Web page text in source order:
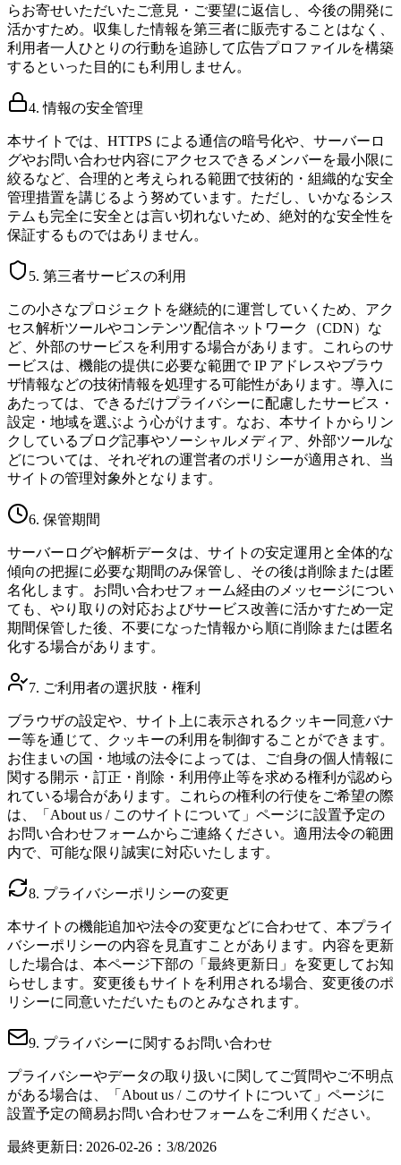
らお寄せいただいたご意見・ご要望に返信し、今後の開発に
活かすため。収集した情報を第三者に販売することはなく、
利用者一人ひとりの行動を追跡して広告プロファイルを構築
するといった目的にも利用しません。
4. 情報の安全管理
本サイトでは、HTTPS による通信の暗号化や、サーバーロ
グやお問い合わせ内容にアクセスできるメンバーを最小限に
絞るなど、合理的と考えられる範囲で技術的・組織的な安全
管理措置を講じるよう努めています。ただし、いかなるシス
テムも完全に安全とは言い切れないため、絶対的な安全性を
保証するものではありません。
5. 第三者サービスの利用
この小さなプロジェクトを継続的に運営していくため、アク
セス解析ツールやコンテンツ配信ネットワーク（CDN）な
ど、外部のサービスを利用する場合があります。これらのサ
ービスは、機能の提供に必要な範囲で IP アドレスやブラウ
ザ情報などの技術情報を処理する可能性があります。導入に
あたっては、できるだけプライバシーに配慮したサービス・
設定・地域を選ぶよう心がけます。なお、本サイトからリン
クしているブログ記事やソーシャルメディア、外部ツールな
どについては、それぞれの運営者のポリシーが適用され、当
サイトの管理対象外となります。
6. 保管期間
サーバーログや解析データは、サイトの安定運用と全体的な
傾向の把握に必要な期間のみ保管し、その後は削除または匿
名化します。お問い合わせフォーム経由のメッセージについ
ても、やり取りの対応およびサービス改善に活かすため一定
期間保管した後、不要になった情報から順に削除または匿名
化する場合があります。
7. ご利用者の選択肢・権利
ブラウザの設定や、サイト上に表示されるクッキー同意バナ
ー等を通じて、クッキーの利用を制御することができます。
お住まいの国・地域の法令によっては、ご自身の個人情報に
関する開示・訂正・削除・利用停止等を求める権利が認めら
れている場合があります。これらの権利の行使をご希望の際
は、「About us / このサイトについて」ページに設置予定の
お問い合わせフォームからご連絡ください。適用法令の範囲
内で、可能な限り誠実に対応いたします。
8. プライバシーポリシーの変更
本サイトの機能追加や法令の変更などに合わせて、本プライ
バシーポリシーの内容を見直すことがあります。内容を更新
した場合は、本ページ下部の「最終更新日」を変更してお知
らせします。変更後もサイトを利用される場合、変更後のポ
リシーに同意いただいたものとみなされます。
9. プライバシーに関するお問い合わせ
プライバシーやデータの取り扱いに関してご質問やご不明点
がある場合は、「About us / このサイトについて」ページに
設置予定の簡易お問い合わせフォームをご利用ください。
最終更新日: 2026-02-26 ： 3/8/2026